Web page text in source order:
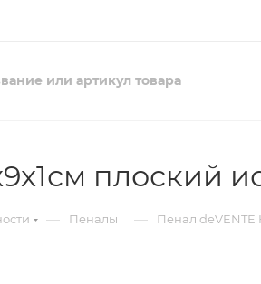
плоский
— Пеналы — Пенал deVENTE